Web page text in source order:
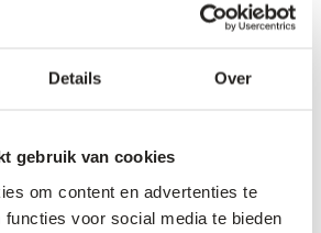
Details Over
gebruik van cookies
om content en advertenties te
functies voor social media te bieden
merkt het hotel meteen het
gebruik.
is dat gasten nog maar
nodig hebben, wat verwarring
verhoogt.